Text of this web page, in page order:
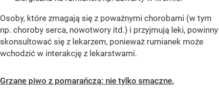
Osoby, które zmagają się z poważnymi chorobami (w tym
np. choroby serca, nowotwory itd.) i przyjmują leki, powinny
skonsultować się z lekarzem, ponieważ rumianek może
wchodzić w interakcję z lekarstwami.
Grzane piwo z pomarańczą: nie tylko smaczne,